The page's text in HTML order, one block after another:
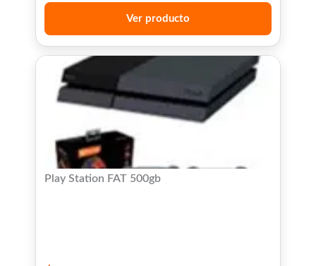
Ver producto
Play Station FAT 500gb